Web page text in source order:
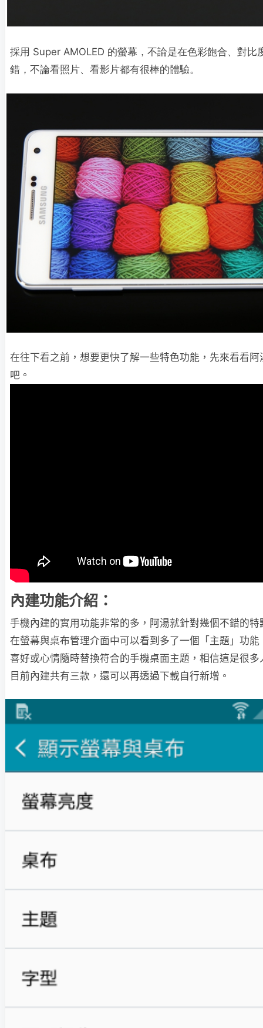
採用 Super AMOLED 的螢幕，不論是在色彩飽合、對比
錯，不論看照片、看影片都有很棒的體驗。
在往下看之前，想要更快了解一些特色功能，先來看看
吧。
內建功能介紹：
手機內建的實用功能非常的多，阿湯就針對幾個不錯的
在螢幕與桌布管理介面中可以看到多了一個「主題」功
喜好或心情隨時替換符合的手機桌面主題，相信這是很
目前內建共有三款，還可以再透過下載自行新增。